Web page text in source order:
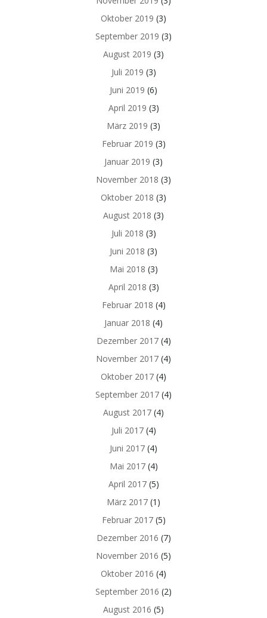
Oktober 2019 (3)
September 2019 (3)
August 2019 (3)
Juli 2019 (3)
Juni 2019 (6)
April 2019 (3)
März 2019 (3)
Februar 2019 (3)
Januar 2019 (3)
November 2018 (3)
Oktober 2018 (3)
August 2018 (3)
Juli 2018 (3)
Juni 2018 (3)
Mai 2018 (3)
April 2018 (3)
Februar 2018 (4)
Januar 2018 (4)
Dezember 2017(4)
November 2017 (4)
Oktober 2017 (4)
September 2017 (4)
August 2017 (4)
Juli 2017(4)
Juni 2017 (4)
Mai 2017(4)
April 2017(5)
März 2017 (1)
Februar 2017(5)
Dezember 2016 (7)
November 2016 (5)
Oktober 2016 (4)
September 2016 (2)
August 2016 (5)